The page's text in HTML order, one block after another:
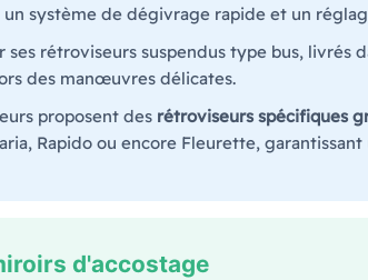
système de dégivrage rapide et un
rétroviseurs suspendus type bus, livrés
des manœuvres délicates.
proposent des rétroviseurs spécifiques
Rapido ou encore Fleurette,
d'accostage